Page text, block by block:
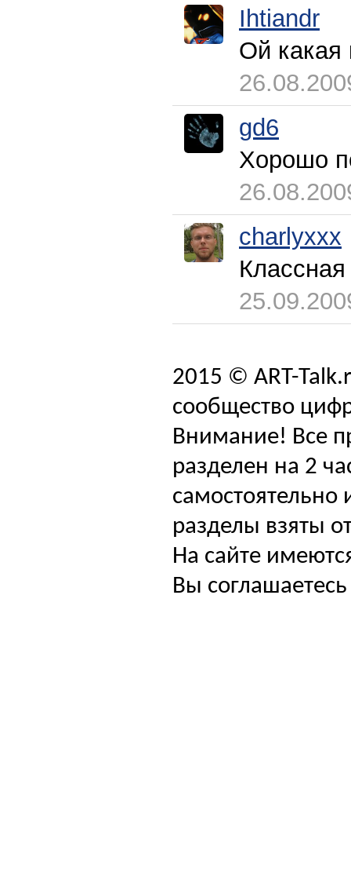
Ihtiandr
Ой какая
gd6
Хорошо
charlyxxx
2015 © ART-
сообщество
Внимание! Все
разделен на 2
самостоятельно
разделы взяты
На сайте
Вы